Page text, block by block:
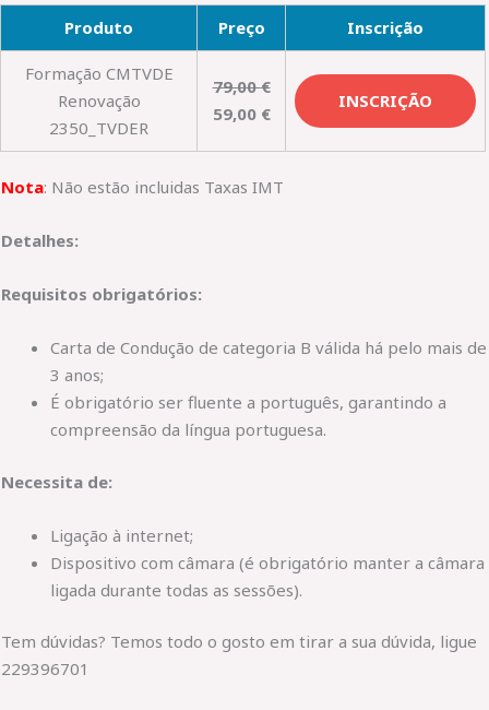
Produto Preço Inscrição
Formação CMTVDE
Renovação
2350_TVDER
79,00€
59,00 €
INSCRIÇÃO
Nota: Não estão incluidas Taxas IMT
Detalhes:
Requisitos obrigatórios:
Carta de Condução de categoria B válida há pelo mais de
3 anos;
É obrigatório ser fluente a português, garantindo a
compreensão da língua portuguesa.
Necessita de:
Ligação à internet;
Dispositivo com câmara (é obrigatório manter a câmara
ligada durante todas as sessões).
Tem dúvidas? Temos todo o gosto em tirar a sua dúvida, ligue
229396701